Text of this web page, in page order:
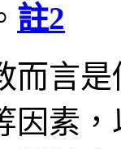
註2
言是
因素